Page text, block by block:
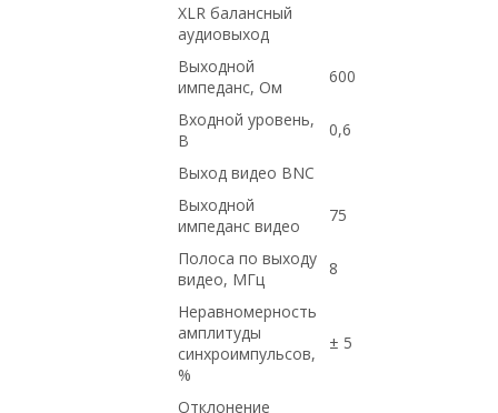
XLR балансный
аудиовыход
Выходной
импеданс, Ом
600
Входной уровень,
В
0,6
Выход видео BNC
Выходной
импеданс видео
75
Полоса по выходу
видео, МГц
8
Неравномерность
амплитуды
синхроимпульсов,
%
± 5
Отклонение